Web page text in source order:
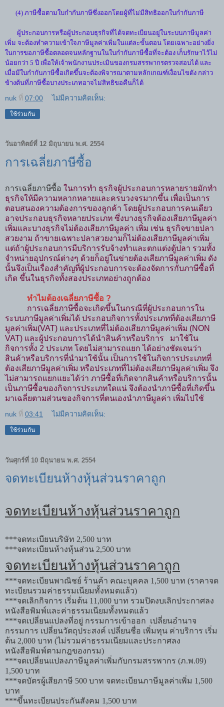
(4) ภาษีซื้อตามใบกำกับภาษีซึ่งออกโดยผู้ที่ไม่มีสิทธิออกใบกำกับภาษี
ผู้ประกอบการหรือผู้ประกอบธุรกิจที่ได้จดทะเบียนอยู่ในระบบภาษีมูลค่า
เพิ่ม จะต้องทำความเข้าใจภาษีมูลค่าเพิ่มในแต่ละขั้นตอน โดยเฉพาะอย่างยิ่ง
ในการขอภาษีซื้อตลอดจนหลักฐานในใบกำกับภาษีซื้อที่จะต้อง เก็บรักษาไว้ไม่
น้อยกว่า 5 ปี เพื่อให้เจ้าพนักงานประเมินของกรมสรรพากรตรวจสอบได้ และ
เมื่อมีใบกำกับภาษีซื้อเกิดขึ้นจะต้องพิจารณาตามหลักเกณฑ์เงื่อนไขดัง กล่าว
ข้างต้นที่ภาษีซื้อบางประเภทอาจไม่สิทธิขอคืนก็ได้
nuk ที่ 07:00 ไม่มีความคิดเห็น:
ใช้ร่วมกัน
วันอาทิตย์ที่ 12 มิถุนายน พ.ศ. 2554
การเฉลี่ยภาษีซื้อ
การเฉลี่ยภาษีซื้อ ในการทำ ธุรกิจผู้ประกอบการหลายรายมักทำ
ธุรกิจให้มีความหลากหลายและครบวงจรมากขึ้น เพื่อเป็นการ
ตอบสนองความต้องการของลูกค้า โดยผู้ประกอบการคนเดียว
อาจประกอบธุรกิจหลายประเภท ซึ่งบางธุรกิจต้องเสียภาษีมูลค่า
เพิ่มและบางธุรกิจไม่ต้องเสียภาษีมูลค่า เพิ่ม เช่น ธุรกิจขายปลา
สวยงาม ถ้าขายเฉพาะปลาสวยงามก็ไม่ต้องเสียภาษีมูลค่าเพิ่ม
แต่ถ้าผู้ประกอบการมีบริการรับจ้างทำและตกแต่งตู้ปลา รวมทั้ง
จำหน่ายอุปกรณ์ต่างๆ ด้วยก็อยู่ในข่ายต้องเสียภาษีมูลค่าเพิ่ม ดัง
นั้นจึงเป็นเรื่องสำคัญที่ผู้ประกอบการจะต้องจัดการกับภาษีซื้อที่
เกิด ขึ้นในธุรกิจทั้งสองประเภทอย่างถูกต้อง
ทําไมต้องเฉลี่ยภาษีซื้อ ?
การเฉลี่ยภาษีซื้อจะเกิดขึ้นในกรณีที่ผู้ประกอบการใน
ระบบภาษีมูลค่าเพิ่มได้ ประกอบกิจการทั้งประเภทที่ต้องเสียภาษี
มูลค่าเพิ่ม(VAT) และประเภทที่ไม่ต้องเสียภาษีมูลค่าเพิ่ม (NON
VAT) และผู้ประกอบการได้นำสินค้าหรือบริการ มาใช้ใน
กิจการทั้ง 2 ประเภท โดยไม่สามารถแยก ได้อย่างชัดเจนว่า
สินค้าหรือบริการที่นำมาใช้นั้น เป็นการใช้ในกิจการประเภทที่
ต้องเสียภาษีมูลค่าเพิ่ม หรือประเภทที่ไม่ต้องเสียภาษีมูลค่าเพิ่ม จึง
ไม่สามารถแยกแยะได้ว่า ภาษีซื้อที่เกิดจากสินค้าหรือบริการนั้น
เป็นภาษีซื้อของกิจการประเภทใดแน่ จึงต้องนำภาษีซื้อที่เกิดขึ้น
มาเฉลี่ยตามส่วนของกิจการที่ตนเองนำภาษีมูลค่า เพิ่มไปใช้
nuk ที่ 03:41 ไม่มีความคิดเห็น:
ใช้ร่วมกัน
วันศุกร์ที่ 10 มิถุนายน พ.ศ. 2554
จดทะเบียนห้างหุ้นส่วนราคาถูก
จดทะเบียนห้างหุ้นส่วนราคาถูก
***จดทะเบียนบริษัท 2,500 บาท
***จดทะเบียนห้างหุ้นส่วน 2,500 บาท
จดทะเบียนห้างหุ้นส่วนราคาถูก
***จดทะเบียนพาณิชย์ ร้านค้า คณะบุคคล 1,500 บาท (ราคาจด
ทะเบียนรวมค่าธรรมเนียมทั้งหมดแล้ว)
***จดเลิกกิจการ เริ่มต้น 11,000 บาท รวมปิดงบเลิกประกาศลง
หนังสือพิมพ์และค่าธรรมเนียมทั้งหมดแล้ว
***จดเปลี่ยนแปลงที่อยู่ กรรมการเข้าออก เปลี่ยนอำนาจ
กรรมการ เปลี่ยนวัตถุประสงค์ เปลี่ยนชื่อ เพิ่มทุน ค่าบริการ เริ่ม
ต้น 2,000 บาท (ไม่รวมค่าธรรมเนียมและประกาศลง
หนังสือพิมพ์ตามกฎของกรม)
***จดเปลี่ยนแปลงภาษีมูลค่าเพิ่มกับกรมสรรพากร (ภ.พ.09)
1,500 บาท
***จดบัตรผู้เสียภาษี 500 บาท จดทะเบียนภาษีมูลค่าเพิ่ม 1,500
บาท
***ขึ้นทะเบียนประกันสังคม 1,500 บาท